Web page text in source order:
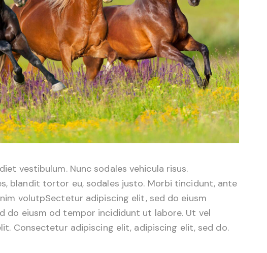
vestibulum. Nunc sodales vehicula risus.
blandit tortor eu, sodales justo. Morbi tincidunt, ante
volutpSectetur adipiscing elit, sed do eiusm
do eiusm od tempor incididunt ut labore. Ut vel
Consectetur adipiscing elit, adipiscing elit, sed do.